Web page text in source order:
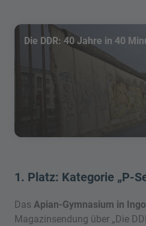
Die DDR: 40 Jahre in 40
1. Platz: Kategorie „P-
Das Apian-Gymnasium in
Magazinsendung über „Die